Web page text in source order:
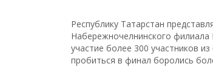
Республику Татарстан
Набережночелнинского
участие более 300 участников
пробиться в финал боролись